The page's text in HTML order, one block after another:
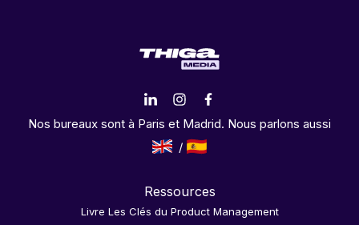
Nos bureaux sont à Paris et Madrid. Nous parlons aussi
Ressources
Livre Les Clés du Product Management